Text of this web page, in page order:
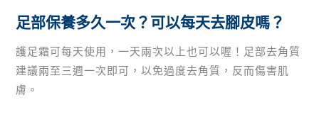
足部保養多久一次？可以每天去腳皮嗎？
護足霜可每天使用，一天兩次以上也可以喔！足部去角質
建議兩至三週一次即可，以免過度去角質，反而傷害肌
膚。